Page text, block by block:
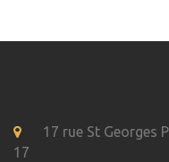
17 rue St Georges
17